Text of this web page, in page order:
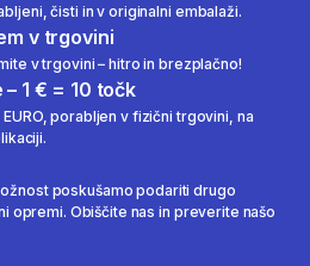
čisti in v originalni embalaži.
v trgovini
v trgovini – hitro in brezplačno!
1 € = 10 točk
porabljen v fizični trgovini, na
poskušamo podariti drugo
opremi. Obiščite nas in preverite našo